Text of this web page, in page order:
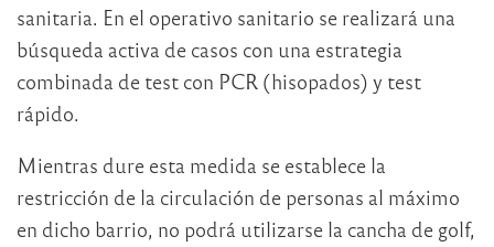
sanitaria. En el operativo sanitario se realizará una
búsqueda activa de casos con una estrategia
combinada de test con PCR (hisopados) y test
rápido.
Mientras dure esta medida se establece la
restricción de la circulación de personas al máximo
en dicho barrio, no podrá utilizarse la cancha de golf,